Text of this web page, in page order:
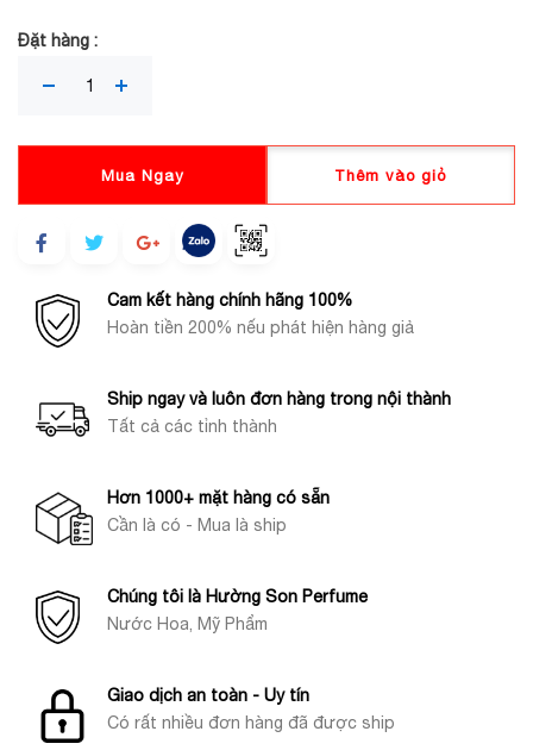
Đặt hàng :
Mua Ngay Thêm vào giỏ
Cam kết hàng chính hãng 100%
Hoàn tiền 200% nếu phát hiện hàng giả
Ship ngay và luôn đơn hàng trong nội thành
Tất cả các tỉnh thành
Hơn 1000+ mặt hàng có sẵn
Cần là có - Mua là ship
Chúng tôi là Hường Son Perfume
Nước Hoa, Mỹ Phẩm
Giao dịch an toàn - Uy tín
Có rất nhiều đơn hàng đã được ship